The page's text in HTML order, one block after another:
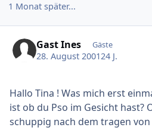
1 Monat später...
Gast Ines Gäste
28. August 200124 J.
Hallo Tina ! Was mich erst
ist ob du Pso im Gesicht hast?
schuppig nach dem tragen von